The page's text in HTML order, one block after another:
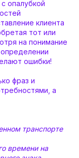
опалубкой
клиента
тот или
на понимание
ошибки!
фраз и
а
транспорте
времени на